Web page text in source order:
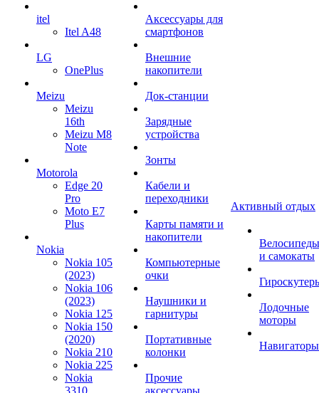
itel
Itel A48
LG
OnePlus
Meizu
Meizu
16th
Meizu M8
Note
Motorola
Edge 20
Pro
Moto E7
Plus
Nokia
Nokia 105
(2023)
Nokia 106
(2023)
Nokia 125
Nokia 150
(2020)
Nokia 210
Nokia 225
Nokia
3310
Аксессуары для
смартфонов
Внешние
накопители
Док-станции
Зарядные
устройства
Зонты
Кабели и
переходники
Карты памяти и
накопители
Компьютерные
очки
Наушники и
гарнитуры
Портативные
колонки
Прочие
аксессуары
Активный отдых
Велосипеды
и самокаты
Лодочные
моторы
Навигаторы